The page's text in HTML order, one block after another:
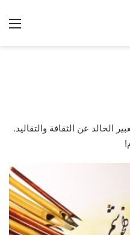
الخالد عن الثقافة والتقاليد.